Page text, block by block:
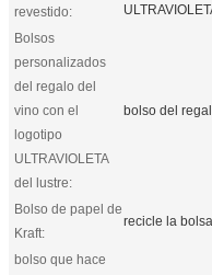
revestido:
Bolsos
personalizados
del regalo del
vino con el
logotipo
ULTRAVIOLETA
del lustre:
bolso del
Bolso de papel de
Kraft:
recicle la
bolso que hace